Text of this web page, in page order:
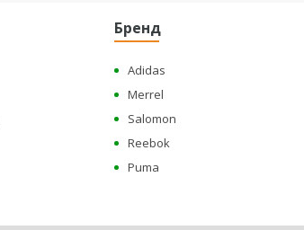
Бренд
Adidas
Merrel
Salomon
Reebok
Puma